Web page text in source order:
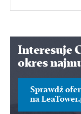
Interesuje
okres
Sprawdź
na